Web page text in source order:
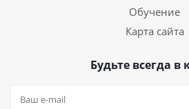
Обучение
Карта сайта
Будьте всегда в